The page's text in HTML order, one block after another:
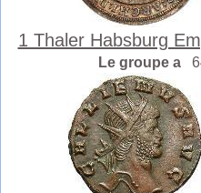
1 Thaler Habsburg
Le groupe a